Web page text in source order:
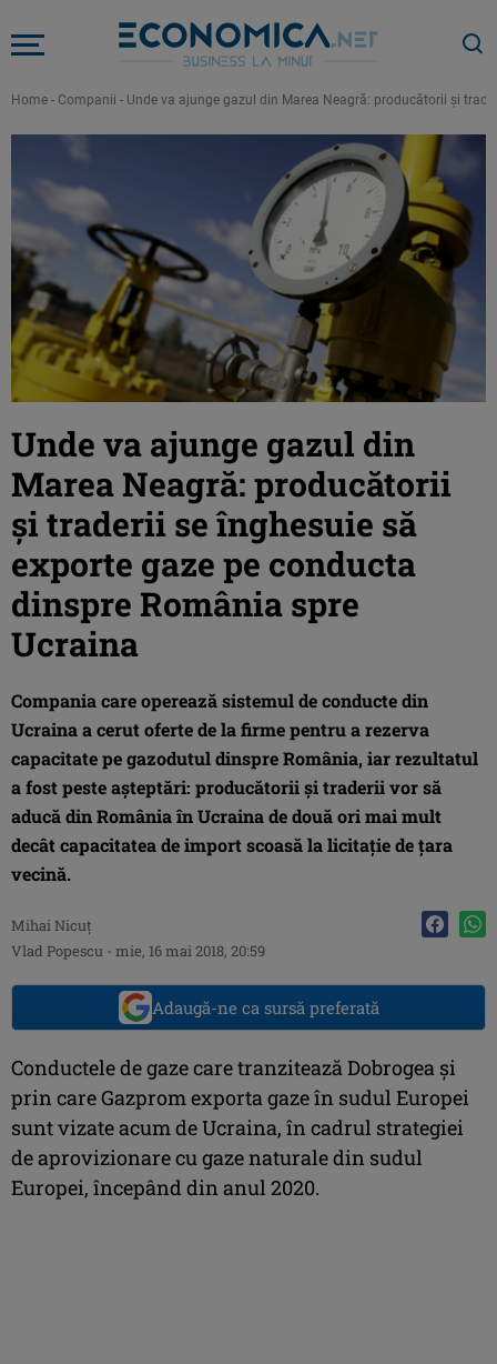
Home - Companii - Unde va ajunge gazul din Marea Neagră: producătorii şi
Unde va ajunge gazul din
Marea Neagră: producătorii
şi traderii se înghesuie să
exporte gaze pe conducta
dinspre România spre
Ucraina
Compania care operează sistemul de conducte din
Ucraina a cerut oferte de la firme pentru a rezerva
capacitate pe gazodutul dinspre România, iar rezultatul
a fost peste aşteptări: producătorii şi traderii vor să
aducă din România în Ucraina de două ori mai mult
decât capacitatea de import scoasă la licitaţie de ţara
vecină.
Mihai Nicuţ
Vlad Popescu - mie, 16 mai 2018, 20:59
Adaugă-ne ca sursă preferată
Conductele de gaze care tranzitează Dobrogea şi
prin care Gazprom exporta gaze în sudul Europei
sunt vizate acum de Ucraina, în cadrul strategiei
de aprovizionare cu gaze naturale din sudul
Europei, începând din anul 2020.